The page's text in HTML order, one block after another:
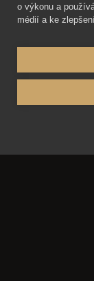
o výkonu a
médií a ke